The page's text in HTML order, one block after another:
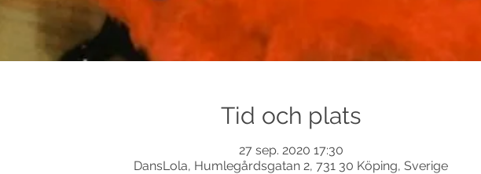
Tid och plats
27 sep. 2020 17:30
DansLola, Humlegårdsgatan 2, 731 30 Köping, Sverige